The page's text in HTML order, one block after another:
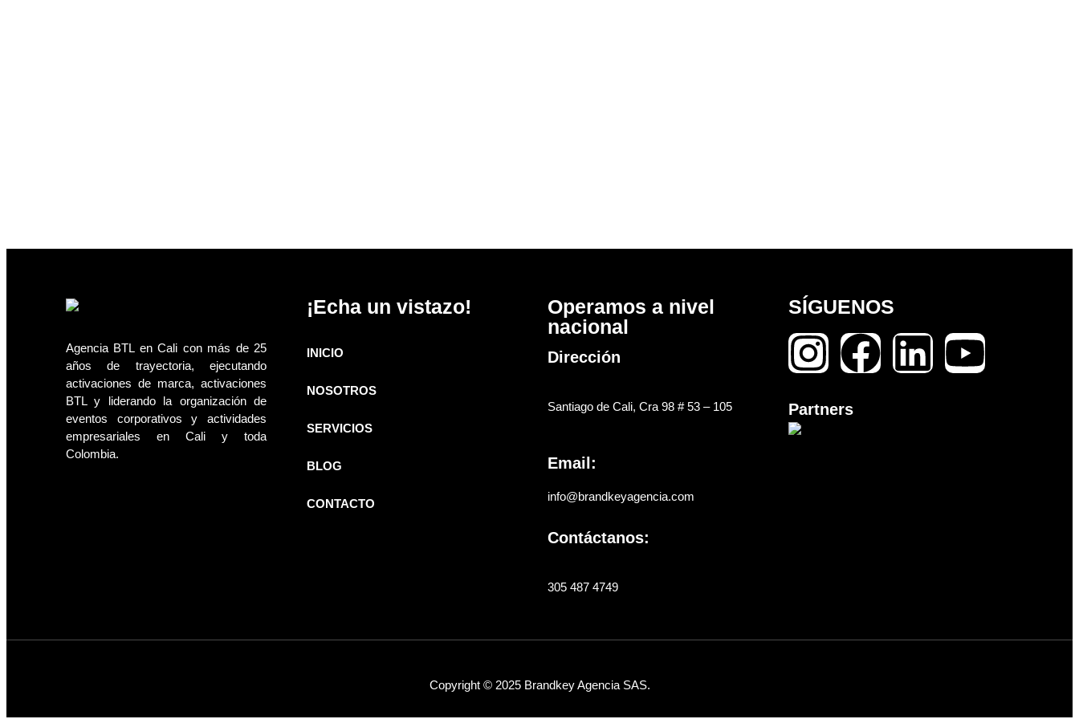
Agencia BTL en Cali con más de 25
años de trayectoria, ejecutando
activaciones de marca, activaciones
BTL y liderando la organización de
eventos corporativos y actividades
empresariales en Cali y toda
Colombia.
¡Echa un vistazo!
INICIO
NOSOTROS
SERVICIOS
BLOG
CONTACTO
Operamos a nivel
nacional
Dirección
Santiago de Cali, Cra 98 # 53 – 105
Email:
info@brandkeyagencia.com
Contáctanos:
305 487 4749
SÍGUENOS
Partners
Copyright © 2025 Brandkey Agencia SAS.